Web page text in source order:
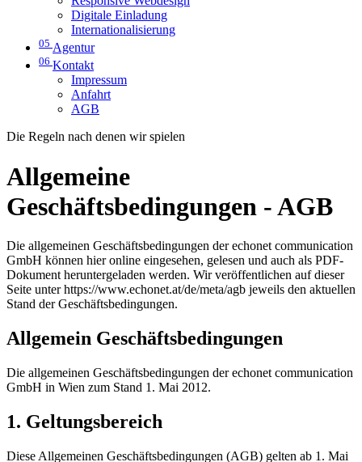
Digitale Einladung
Internationalisierung
05 Agentur
06 Kontakt
Impressum
Anfahrt
AGB
Die Regeln nach denen wir spielen
Allgemeine
Geschäftsbedingungen - AGB
Die allgemeinen Geschäftsbedingungen der echonet communication
GmbH können hier online eingesehen, gelesen und auch als PDF-
Dokument heruntergeladen werden. Wir veröffentlichen auf dieser
Seite unter https://www.echonet.at/de/meta/agb jeweils den aktuellen
Stand der Geschäftsbedingungen.
Allgemein Geschäftsbedingungen
Die allgemeinen Geschäftsbedingungen der echonet communication
GmbH in Wien zum Stand 1. Mai 2012.
1. Geltungsbereich
Diese Allgemeinen Geschäftsbedingungen (AGB) gelten ab 1. Mai